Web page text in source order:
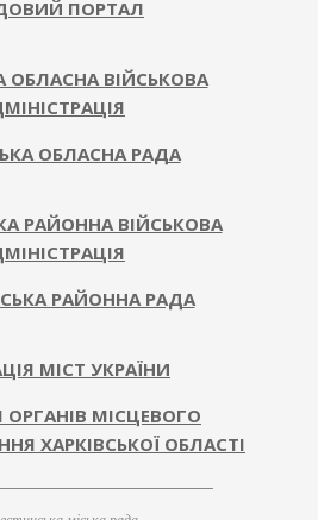
ПОРТАЛ
ОБЛАСНА ВІЙСЬКОВА
ОБЛАСНА РАДА
РАЙОННА ВІЙСЬКОВА
РАЙОННА РАДА
МІСТ УКРАЇНИ
ОРГАНІВ МІСЦЕВОГО
ХАРКІВСЬКОЇ ОБЛАСТІ